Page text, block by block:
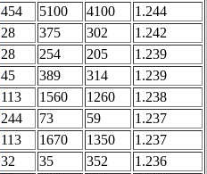
454 5100 4100 1.244
28 375 302 1.242
28 254 205 1.239
45 389 314 1.239
113 1560 1260 1.238
244 73 59 1.237
113 1670 1350 1.237
32 35 352 1.236